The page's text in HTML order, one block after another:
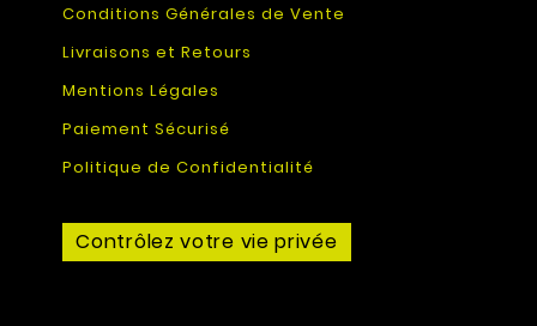
Conditions Générales de Vente
Livraisons et Retours
Mentions Légales
Paiement Sécurisé
Politique de Confidentialité
Contrôlez votre vie privée